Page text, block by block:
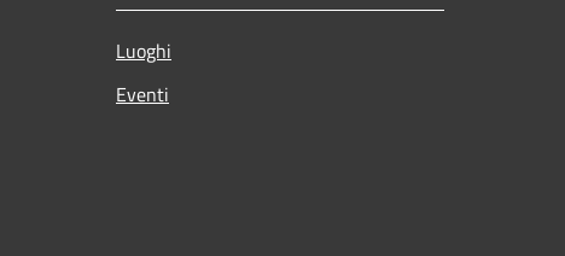
Luoghi
Eventi